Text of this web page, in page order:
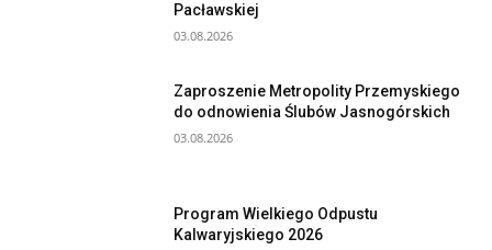
Pacławskiej
03.08.2026
Zaproszenie Metropolity Przemyskiego
do odnowienia Ślubów Jasnogórskich
03.08.2026
Program Wielkiego Odpustu
Kalwaryjskiego 2026